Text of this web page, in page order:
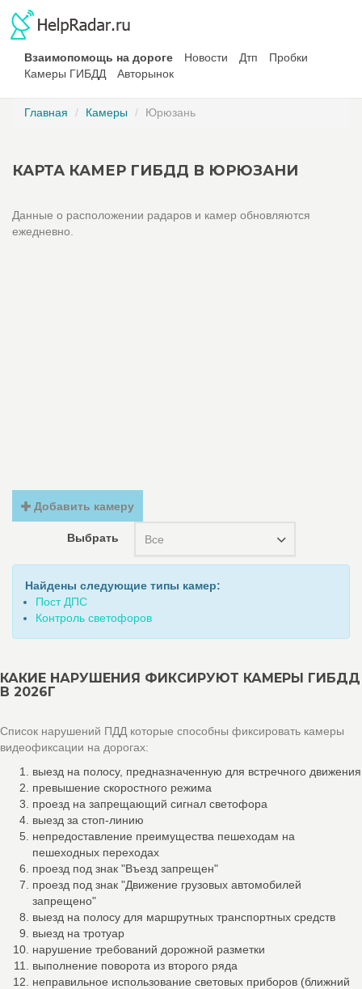
Взаимопомощь на дороге Новости Дтп
Пробки
Камеры ГИБДД
Авторынок
Главная Камеры Юрюзань
КАРТА КАМЕР ГИБДД В ЮРЮЗАНИ
Данные о расположении радаров и камер обновляются
ежедневно.
Добавить камеру
Выбрать Все
Найдены следующие типы камер:
Пост ДПС
Контроль светофоров
КАКИЕ НАРУШЕНИЯ ФИКСИРУЮТ КАМЕРЫ ГИБДД
В 2026Г
Список нарушений ПДД которые способны фиксировать камеры
видеофиксации на дорогах:
выезд на полосу, предназначенную для встречного движения
превышение скоростного режима
проезд на запрещающий сигнал светофора
выезд за стоп-линию
непредоставление преимущества пешеходам на
пешеходных переходах
проезд под знак "Въезд запрещен"
проезд под знак "Движение грузовых автомобилей
запрещено"
выезд на полосу для маршрутных транспортных средств
выезд на тротуар
нарушение требований дорожной разметки
выполнение поворота из второго ряда
неправильное использование световых приборов (ближний